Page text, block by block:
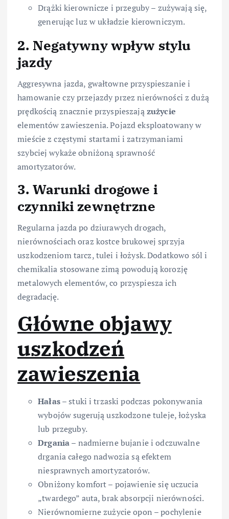
Drążki kierownicze i przeguby – zużywają się,
generując luz w układzie kierowniczym.
2. Negatywny wpływ stylu
jazdy
Aggresywna jazda, gwałtowne przyspieszanie i
hamowanie czy przejazdy przez nierówności z dużą
prędkością znacznie przyspieszajązużycie
elementów zawieszenia. Pojazd eksploatowany w
mieście z częstymi startami i zatrzymaniami
szybciej wykaże obniżoną sprawność
amortyzatorów.
3. Warunki drogowe i
czynniki zewnętrzne
Regularna jazda po dziurawych drogach,
nierównościach oraz kostce brukowej sprzyja
uszkodzeniom tarcz, tulei i łożysk. Dodatkowo sól i
chemikalia stosowane zimą powodują korozję
metalowych elementów, co przyspiesza ich
degradację.
Główne objawy
uszkodzeń
zawieszenia
Hałas– stuki i trzaski podczas pokonywania
wybojów sugerują uszkodzone tuleje, łożyska
lub przeguby.
Drgania– nadmierne bujanie i odczuwalne
drgania całego nadwozia są efektem
niesprawnych amortyzatorów.
Obniżony komfort – pojawienie się uczucia
„twardego” auta, brak absorpcji nierówności.
Nierównomierne zużycie opon – pochylenie